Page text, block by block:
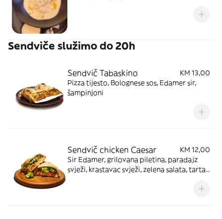
Sendviče služimo do 20h
Sendvič Tabaskino
KM 13,00
Pizza tijesto, Bolognese sos, Edamer sir,
šampinjoni
Sendvič chicken Caesar
KM 12,00
Sir Edamer, grilovana piletina, paradajz
svježi, krastavac svježi, zelena salata, tartar